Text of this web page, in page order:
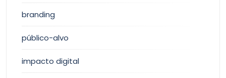
branding
público-alvo
impacto digital